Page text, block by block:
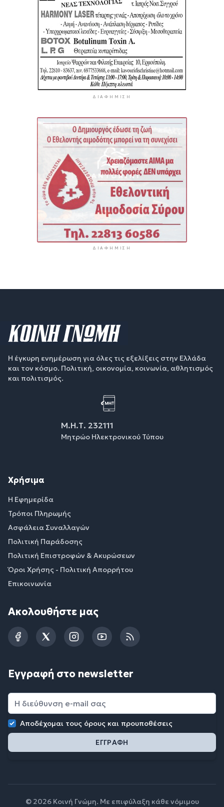
ΔΙΑΦΉΜΙΣΗ
ΔΙΑΦΉΜΙΣΗ
Η έγκυρη ενημέρωση για όλες τις εξελίξεις στην Ελλάδα
και τον κόσμο. Πολιτική, οικονομία, κοινωνία, αθλητισμός
και πολιτισμός.
Μ.Η.Τ. 232111
Μητρώο Ηλεκτρονικού Τύπου
Χρήσιμα
Η Εφημερίδα
Τρόποι Πληρωμής
Ασφάλεια Συναλλαγών
Πολιτική Παράδοσης
Πολιτική Επιστροφών & Ακυρώσεων
Όροι Χρήσης - Πολιτική Απορρήτου
Επικοινωνία
Ακολουθήστε μας
FacebookTwitterInstagramYouTubeRSS
Εγγραφή στο newsletter
Αποδέχομαι τους όρους και προυποθέσεις
© 2026 Κοινή Γνώμη. Με επιφύλαξη κάθε νόμιμου